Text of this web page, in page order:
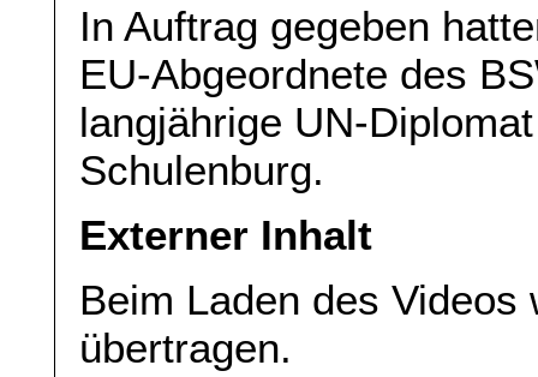
In Auftrag gegeben
EU-Abgeordnete des
langjährige UN-
Schulenburg.
Externer Inhalt
Beim Laden des Videos
übertragen.